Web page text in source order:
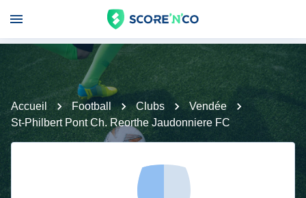
Accueil Football Clubs
Vendée
St-Philbert Pont Ch. Reorthe Jaudonniere FC